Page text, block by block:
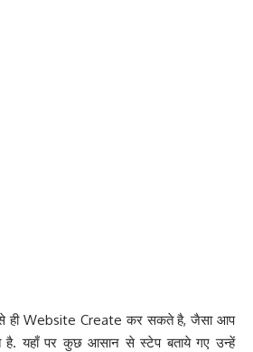
ही Website Create कर सकते है, जैसा आप
यहाँ पर कुछ आसान से स्टेप बताये गए उन्हें